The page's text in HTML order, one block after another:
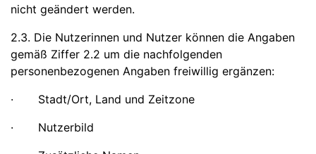
nicht geändert werden.
2.3. Die Nutzerinnen und Nutzer können die Angaben
gemäß Ziffer 2.2 um die nachfolgenden
personenbezogenen Angaben freiwillig ergänzen:
· Stadt/Ort, Land und Zeitzone
· Nutzerbild